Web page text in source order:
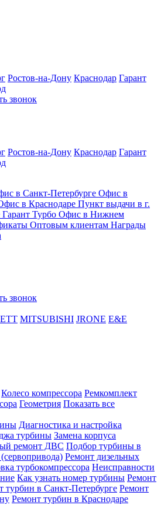
Ростов-на-Дону Краснодар Гарант
звонок
Ростов-на-Дону Краснодар Гарант
в Санкт-Петербурге Офис в
в Краснодаре Пункт выдачи в г.
Турбо Офис в Нижнем
Оптовым клиентам Награды
звонок
MITSUBISHI JRONE E&E
Колесо компрессора Ремкомплект
Геометрия Показать все
Диагностика и настройка
турбины Замена корпуса
ремонт ДВС Подбор турбины в
Ремонт дизельных
турбокомпрессора Неисправности
Как узнать номер турбины Ремонт
турбин в Санкт-Петербурге Ремонт
Ремонт турбин в Краснодаре